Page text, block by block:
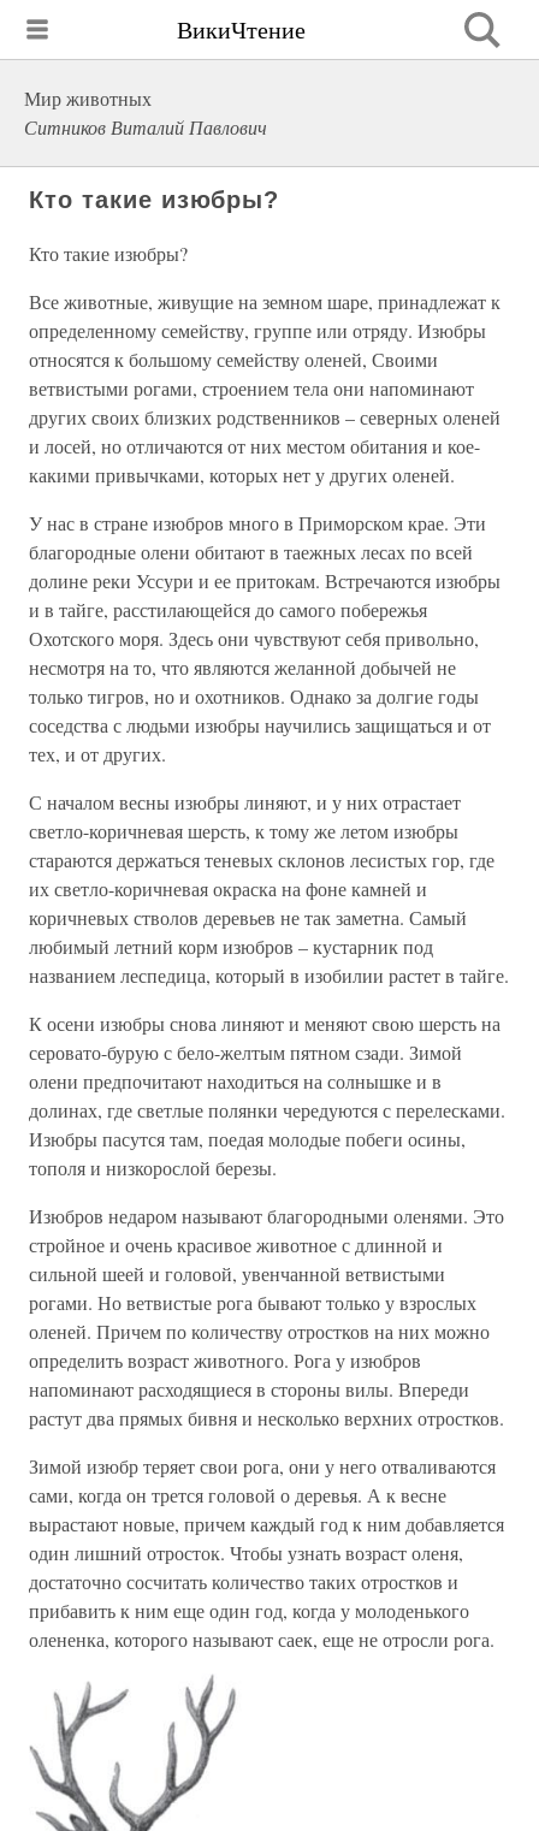
ВикиЧтение
Мир животных
Ситников Виталий Павлович
Кто такие изюбры?
Кто такие изюбры?
Все животные, живущие на земном шаре, принадлежат к
определенному семейству, группе или отряду. Изюбры
относятся к большому семейству оленей, Своими
ветвистыми рогами, строением тела они напоминают
других своих близких родственников – северных оленей
и лосей, но отличаются от них местом обитания и кое-
какими привычками, которых нет у других оленей.
У нас в стране изюбров много в Приморском крае. Эти
благородные олени обитают в таежных лесах по всей
долине реки Уссури и ее притокам. Встречаются изюбры
и в тайге, расстилающейся до самого побережья
Охотского моря. Здесь они чувствуют себя привольно,
несмотря на то, что являются желанной добычей не
только тигров, но и охотников. Однако за долгие годы
соседства с людьми изюбры научились защищаться и от
тех, и от других.
С началом весны изюбры линяют, и у них отрастает
светло-коричневая шерсть, к тому же летом изюбры
стараются держаться теневых склонов лесистых гор, где
их светло-коричневая окраска на фоне камней и
коричневых стволов деревьев не так заметна. Самый
любимый летний корм изюбров – кустарник под
названием леспедица, который в изобилии растет в тайге.
К осени изюбры снова линяют и меняют свою шерсть на
серовато-бурую с бело-желтым пятном сзади. Зимой
олени предпочитают находиться на солнышке и в
долинах, где светлые полянки чередуются с перелесками.
Изюбры пасутся там, поедая молодые побеги осины,
тополя и низкорослой березы.
Изюбров недаром называют благородными оленями. Это
стройное и очень красивое животное с длинной и
сильной шеей и головой, увенчанной ветвистыми
рогами. Но ветвистые рога бывают только у взрослых
оленей. Причем по количеству отростков на них можно
определить возраст животного. Рога у изюбров
напоминают расходящиеся в стороны вилы. Впереди
растут два прямых бивня и несколько верхних отростков.
Зимой изюбр теряет свои рога, они у него отваливаются
сами, когда он трется головой о деревья. А к весне
вырастают новые, причем каждый год к ним добавляется
один лишний отросток. Чтобы узнать возраст оленя,
достаточно сосчитать количество таких отростков и
прибавить к ним еще один год, когда у молоденького
олененка, которого называют саек, еще не отросли рога.